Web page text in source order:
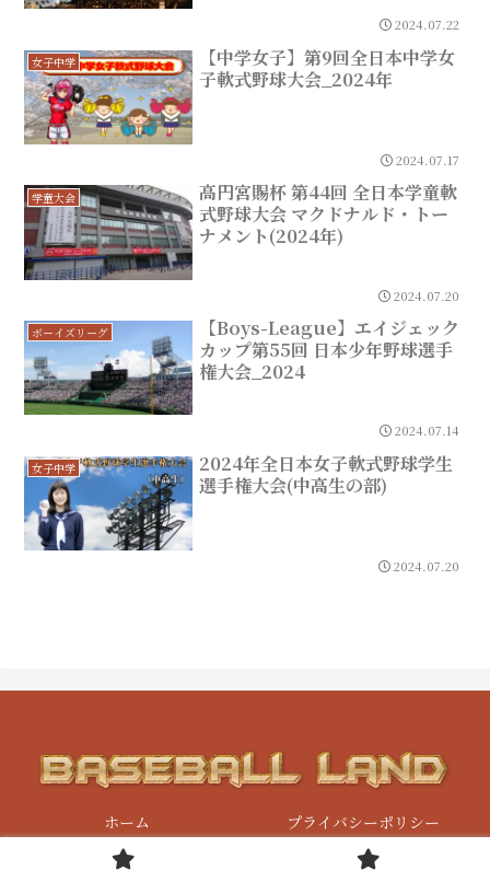
2024.07.22
女子中学
【中学女子】第9回全日本中学女
子軟式野球大会_2024年
2024.07.17
学童大会
高円宮賜杯 第44回 全日本学童軟
式野球大会 マクドナルド・トー
ナメント(2024年)
2024.07.20
ボーイズリーグ
【Boys-League】エイジェック
カップ第55回 日本少年野球選手
権大会_2024
2024.07.14
女子中学
2024年全日本女子軟式野球学生
選手権大会(中高生の部)
2024.07.20
ホーム
プライバシーポリシー